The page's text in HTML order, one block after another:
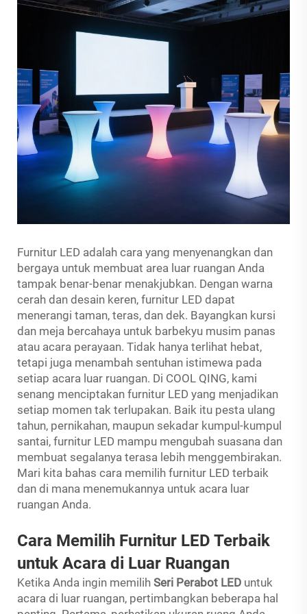
Furnitur LED adalah cara yang menyenangkan dan
bergaya untuk membuat area luar ruangan Anda
tampak benar-benar menakjubkan. Dengan warna
cerah dan desain keren, furnitur LED dapat
menerangi taman, teras, dan dek. Bayangkan kursi
dan meja bercahaya untuk barbekyu musim panas
atau acara perayaan. Tidak hanya terlihat hebat,
tetapi juga menambah sentuhan istimewa pada
setiap acara luar ruangan. Di COOL QING, kami
senang menciptakan furnitur LED yang menjadikan
setiap momen tak terlupakan. Baik itu pesta ulang
tahun, pernikahan, maupun sekadar kumpul-kumpul
santai, furnitur LED mampu mengubah suasana dan
membuat segalanya terasa lebih menggembirakan.
Mari kita bahas cara memilih furnitur LED terbaik
dan di mana menemukannya untuk acara luar
ruangan Anda.
Cara Memilih Furnitur LED Terbaik
untuk Acara di Luar Ruangan
Ketika Anda ingin memilih Seri Perabot LED untuk
acara di luar ruangan, pertimbangkan beberapa hal